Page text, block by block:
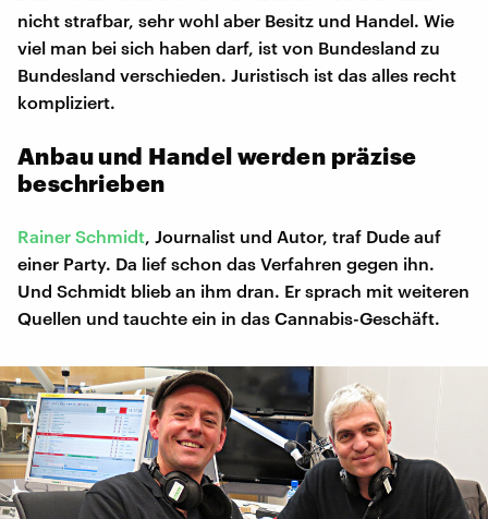
nicht strafbar, sehr wohl aber Besitz und Handel. Wie
viel man bei sich haben darf, ist von Bundesland zu
Bundesland verschieden. Juristisch ist das alles recht
kompliziert.
Anbau und Handel werden präzise
beschrieben
Rainer Schmidt , Journalist und Autor, traf Dude auf
einer Party. Da lief schon das Verfahren gegen ihn.
Und Schmidt blieb an ihm dran. Er sprach mit weiteren
Quellen und tauchte ein in das Cannabis-Geschäft.